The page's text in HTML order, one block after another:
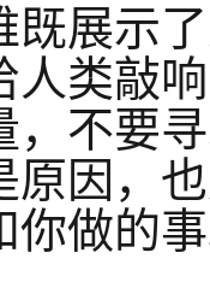
既展示
人类敲
，不要
原因，
你做的